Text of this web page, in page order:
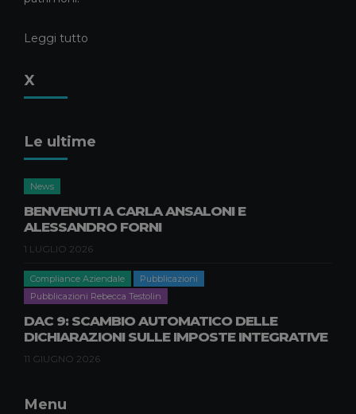
Leggi tutto
X
Le ultime
News
BENVENUTI A CARLA ANSALONI E
ALESSANDRO FORNI
1 LUGLIO 2026
Compliance Aziendale
Pubblicazioni
Pubblicazioni Rebecca Testolin
DAC 9: SCAMBIO AUTOMATICO DELLE
DICHIARAZIONI SULLE IMPOSTE INTEGRATIVE
11 GIUGNO 2026
Menu